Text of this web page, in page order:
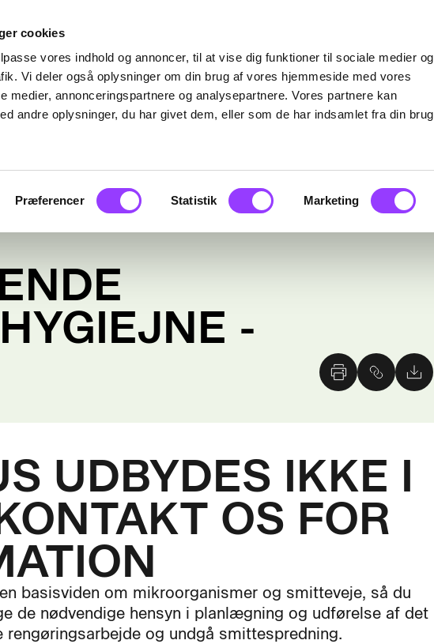
cookies
vores indhold og annoncer, til at vise dig funktioner til sociale medier og
Vi deler også oplysninger om din brug af vores hjemmeside med vores
medier, annonceringspartnere og analysepartnere. Vores partnere kan
andre oplysninger, du har givet dem, eller som de har indsamlet fra din brug
Præferencer Statistik Marketing
-
UDBYDES IKKE I
OS FOR
basisviden om mikroorganismer og smitteveje, så du
de nødvendige hensyn i planlægning og udførelse af det
rengøringsarbejde og undgå smittespredning.